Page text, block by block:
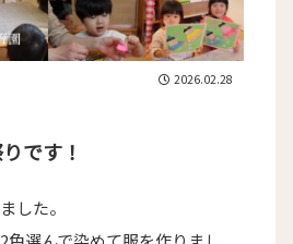
2026.02.28
です！
した。